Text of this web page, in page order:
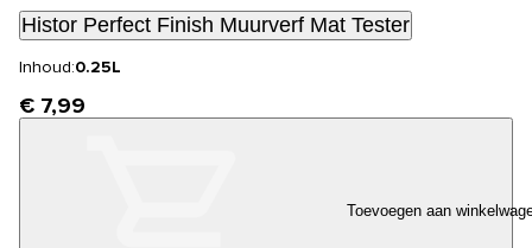
Histor Perfect Finish Muurverf Mat Tester
Inhoud:0.25L
€ 7,99
Toevoegen aan